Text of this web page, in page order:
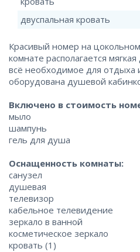
двуспальная кровать
Красивый номер на
комнате располагается
всё необходимое для отдыха
оборудована душевой
Включено в стоимость
мыло
шампунь
гель для душа
Оснащенность комнаты:
санузел
душевая
телевизор
кабельное телевидение
зеркало в ванной
косметическое зеркало
кровать (1)